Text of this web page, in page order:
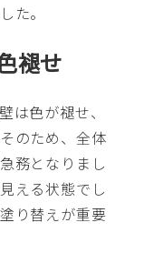
た。
褪せ
は色が褪せ、
のため、全体
務となりまし
える状態でし
り替えが重要